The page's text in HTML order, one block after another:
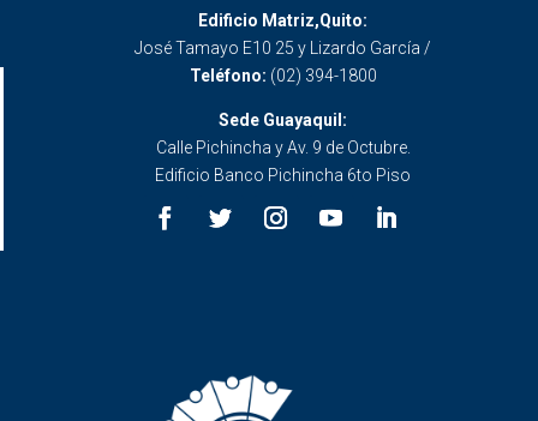
Edificio Matriz,Quito:
José Tamayo E10 25 y Lizardo García /
Teléfono: (02) 394-1800
Sede Guayaquil:
Calle Pichincha y Av. 9 de Octubre.
Edificio Banco Pichincha 6to Piso